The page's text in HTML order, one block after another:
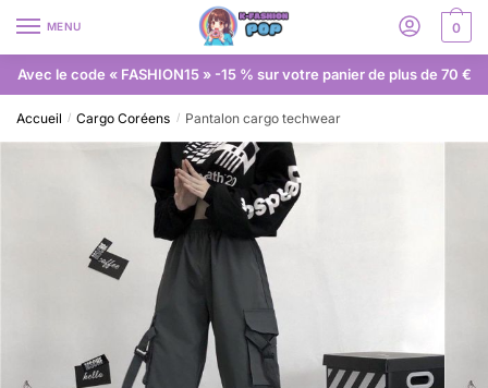
MENU 0
Avec le code « FASHION15 » -15 % sur votre panier de plus de 70 €
Accueil / Cargo Coréens / Pantalon cargo techwear